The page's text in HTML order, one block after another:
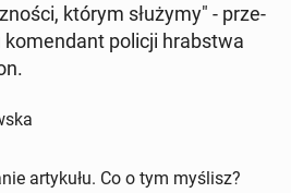
którym służymy" - prze­
ko­men­dant policji hrab­stwa
artykułu. Co o tym myślisz?